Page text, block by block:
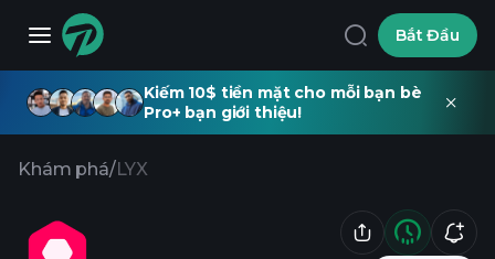
Bắt Đầu
Kiếm 10$ tiền mặt cho mỗi bạn bè
Pro+ bạn giới thiệu!
Khám phá/LYX